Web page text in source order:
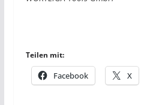
Teilen mit:
Facebook X